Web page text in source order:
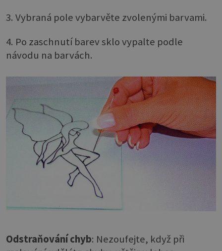
3. Vybraná pole vybarvěte zvolenými barvami.
4. Po zaschnutí barev sklo vypalte podle
návodu na barvách.
Odstraňování chyb: Nezoufejte, když při